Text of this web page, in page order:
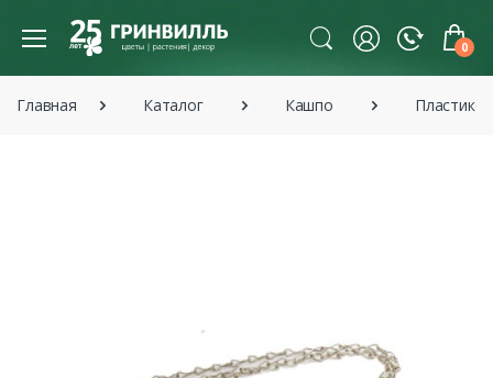
0
Главная Каталог Кашпо